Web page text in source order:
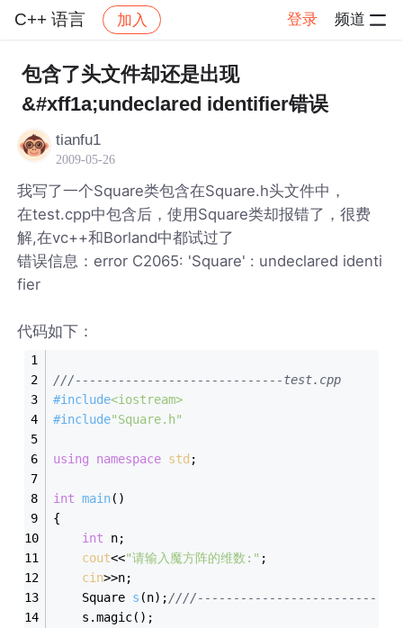
C++ 语言 加入 登录 频道
社区 C++ 语言 帖子详情
包含了头文件却还是出现
&#xff1a;undeclared identifier错误
tianfu1
2009-05-26
我写了一个Square类包含在Square.h头文件中，
在test.cpp中包含后，使用Square类却报错了，很费
解,在vc++和Borland中都试过了
错误信息：error C2065: 'Square' : undeclared identi
fier
代码如下：
///-----------------------------test.cpp
#include<iostream>
#include"Square.h"
using namespace std ;
int main()
{
int n;
cout<<"请输入魔方阵的维数:" ;
cin>>n;
Square s (n) ;////------------------------------
	s.magic();